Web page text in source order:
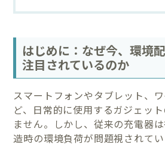
はじめに：なぜ今、環境
注目されているのか
スマートフォンやタブレット、
ど、日常的に使用するガジェッ
ません。しかし、従来の充電器
造時の環境負荷が問題視されてい